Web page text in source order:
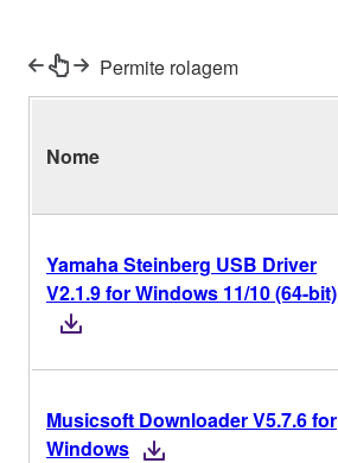
Permite rolagem
Nome
Yamaha Steinberg USB Driver
V2.1.9 for Windows 11/10 (64-bit)
Musicsoft Downloader V5.7.6 for
Windows